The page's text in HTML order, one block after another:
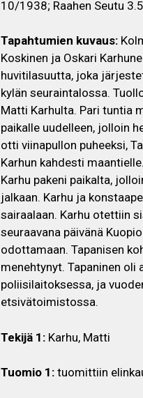
10/1938; Raahen Seutu
Tapahtumien kuvaus:
Koskinen ja Oskari
huvitilasuutta, joka
kylän seuraintalossa.
Matti Karhulta. Pari tuntia
paikalle uudelleen, jolloin
otti viinapullon puheeksi,
Karhun kahdesti
Karhu pakeni paikalta,
jalkaan. Karhu ja
sairaalaan. Karhu otettiin
seuraavana päivänä
odottamaan. Tapanisen
menehtynyt. Tapaninen
poliisilaitoksessa, ja
etsivätoimistossa.
Tekijä 1:Karhu, Matti
Tuomio 1:tuomittiin